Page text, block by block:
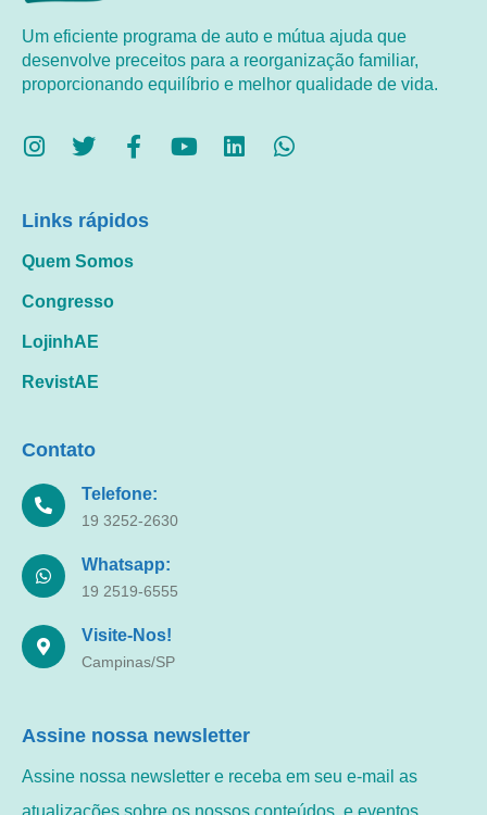
Um eficiente programa de auto e mútua ajuda que
desenvolve preceitos para a reorganização familiar,
proporcionando equilíbrio e melhor qualidade de vida.
Links rápidos
Quem Somos
Congresso
LojinhAE
RevistAE
Contato
Telefone:
19 3252-2630
Whatsapp:
19 2519-6555
Visite-Nos!
Campinas/SP
Assine nossa newsletter
Assine nossa newsletter e receba em seu e-mail as
atualizações sobre os nossos conteúdos, e eventos.